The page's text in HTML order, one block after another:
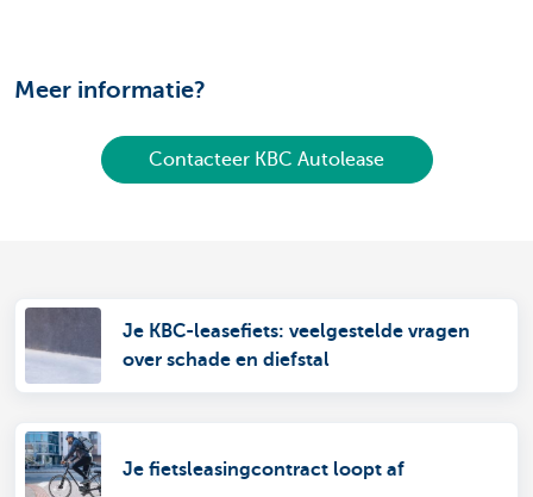
Meer informatie?
Contacteer KBC Autolease
Je KBC-leasefiets: veelgestelde vragen
over schade en diefstal
Je fietsleasingcontract loopt af